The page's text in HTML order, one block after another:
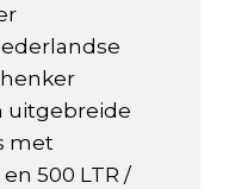
uitgebreide
met
500 LTR /